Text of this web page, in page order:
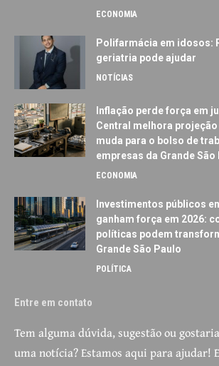
ECONOMIA
Polifarmácia em idosos:
geriatria pode ajudar
NOTÍCIAS
Inflação perde força em
Central melhora projeção
muda para o bolso de
empresas da Grande São
ECONOMIA
Investimentos públicos
ganham força em 2026:
políticas podem
Grande São Paulo
POLÍTICA
Entre em contato
Tem alguma dúvida, sugestão ou
uma notícia? Estamos aqui para ajudar!